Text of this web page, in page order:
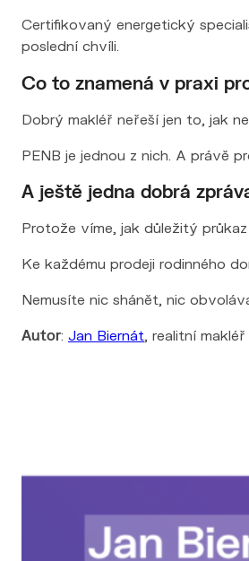
Certifikovaný energetický
poslední chvíli.
Co to znamená v praxi
Dobrý makléř neřeší jen to, jak
PENB je jednou z nich. A právě
A ještě jedna dobrá
Protože víme, jak důležitý
Ke každému prodeji rodinného
Nemusíte nic shánět, nic
Autor: Jan Biernát , realitní